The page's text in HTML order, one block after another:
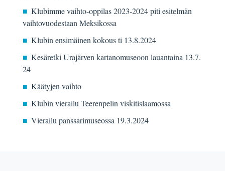
Klubimme vaihto-oppilas 2023-2024 piti esitelmän
vaihtovuodestaan Meksikossa
Klubin ensimäinen kokous ti 13.8.2024
Kesäretki Urajärven kartanomuseoon lauantaina 13.7.
24
Käätyjen vaihto
Klubin vierailu Teerenpelin viskitislaamossa
Vierailu panssarimuseossa 19.3.2024